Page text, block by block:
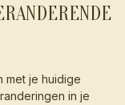
met je huidige
in je